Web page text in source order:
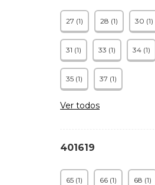
27 (1) 28 (1) 30 (1)
31 (1) 33 (1) 34 (1)
35 (1) 37 (1)
Ver todos
401619
65 (1) 66 (1) 68 (1)